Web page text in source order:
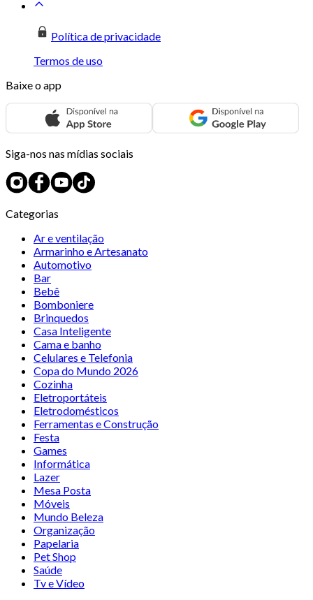
Política de privacidade
Termos de uso
Baixe o app
Siga-nos nas mídias sociais
Categorias
Ar e ventilação
Armarinho e Artesanato
Automotivo
Bar
Bebê
Bomboniere
Brinquedos
Casa Inteligente
Cama e banho
Celulares e Telefonia
Copa do Mundo 2026
Cozinha
Eletroportáteis
Eletrodomésticos
Ferramentas e Construção
Festa
Games
Informática
Lazer
Mesa Posta
Móveis
Mundo Beleza
Organização
Papelaria
Pet Shop
Saúde
Tv e Vídeo